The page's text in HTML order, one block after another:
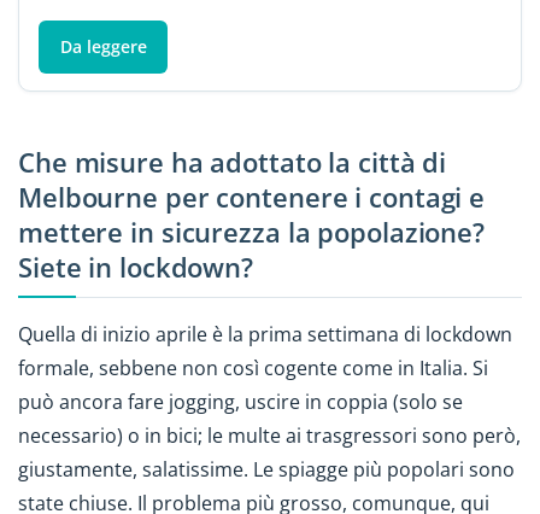
Da leggere
Che misure ha adottato la città di
Melbourne per contenere i contagi e
mettere in sicurezza la popolazione?
Siete in lockdown?
Quella di inizio aprile è la prima settimana di lockdown
formale, sebbene non così cogente come in Italia. Si
può ancora fare jogging, uscire in coppia (solo se
necessario) o in bici; le multe ai trasgressori sono però,
giustamente, salatissime. Le spiagge più popolari sono
state chiuse. Il problema più grosso, comunque, qui